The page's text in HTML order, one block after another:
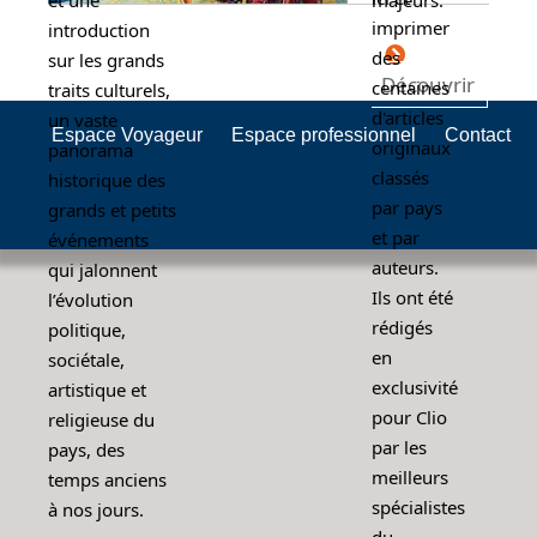
Découvrir
introduction
sur les grands
traits culturels,
un vaste
panorama
historique des
grands et petits
événements
qui jalonnent
l’évolution
politique,
sociétale,
artistique et
religieuse du
pays, des
temps anciens
à nos jours.
imprimer
des
centaines
d'articles
originaux
classés
par pays
et par
auteurs.
Ils ont été
rédigés
en
exclusivité
pour Clio
par les
meilleurs
spécialistes
Espace Voyageur Espace professionnel Contact